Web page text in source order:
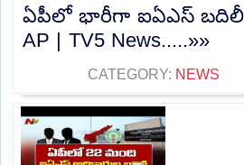
ఏపీలో భారీగా ఐఏఎస్
AP | TV5 News.....»»
CATEGORY: NEWS